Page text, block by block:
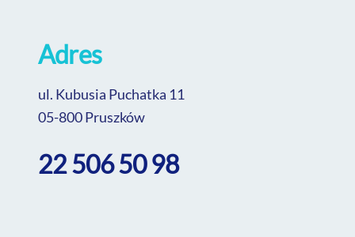
Adres
ul. Kubusia Puchatka 11
05-800 Pruszków
22 506 50 98